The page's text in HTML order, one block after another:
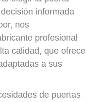
informada
nos
profesional
calidad, que ofrece
a sus
de puertas